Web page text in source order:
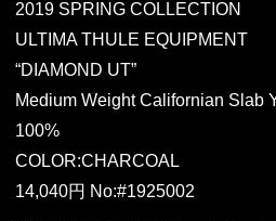
2019 SPRING COLLECTION
ULTIMA THULE EQUIPMENT
“DIAMOND UT”
Medium Weight Californian Slab
100%
COLOR:CHARCOAL
14,040円 No:#1925002